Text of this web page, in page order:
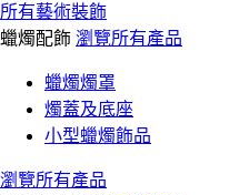
所有藝術裝飾
蠟燭配飾 瀏覽所有產品
蠟燭燭罩
燭蓋及底座
小型蠟燭飾品
瀏覽所有產品